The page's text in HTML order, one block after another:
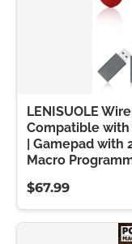
LENISUOLE
Compatible with
| Gamepad with
Macro
$67.99